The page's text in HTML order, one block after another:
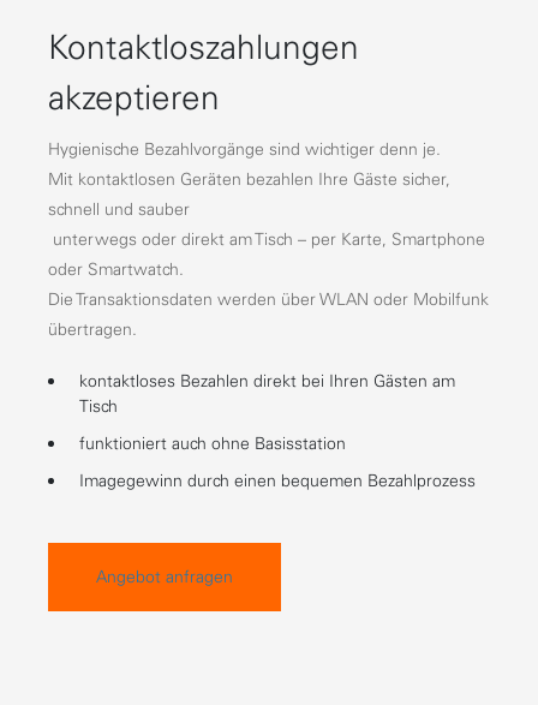
Kontaktloszahlungen
akzeptieren
Hygienische Bezahlvorgänge sind wichtiger denn je.
Mit kontaktlosen Geräten bezahlen Ihre Gäste sicher,
schnell und sauber
unterwegs oder direkt am Tisch – per Karte, Smartphone
oder Smartwatch.
Die Transaktionsdaten werden über WLAN oder Mobilfunk
übertragen.
kontaktloses Bezahlen direkt bei Ihren Gästen am
Tisch
funktioniert auch ohne Basisstation
Imagegewinn durch einen bequemen Bezahlprozess
Angebot anfragen